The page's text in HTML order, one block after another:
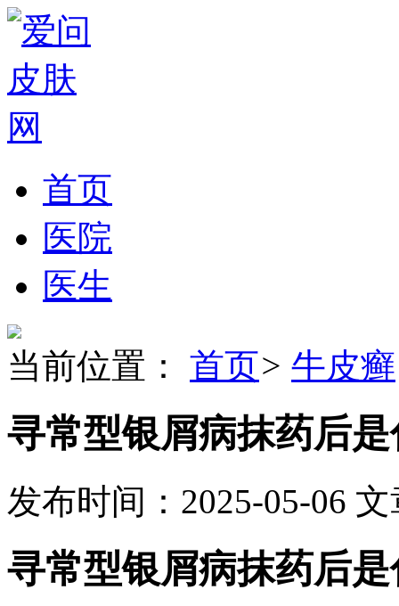
首页
医院
医生
当前位置： 首页> 牛皮癣
寻常型银屑病抹药后
发布时间：2025-05-06 文
寻常型银屑病抹药后